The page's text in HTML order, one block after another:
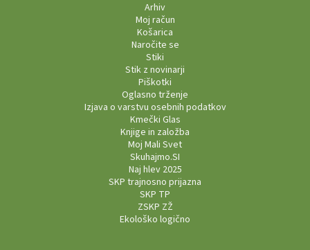
Arhiv
Moj račun
Košarica
Naročite se
Stiki
Stik z novinarji
Piškotki
Oglasno trženje
Izjava o varstvu osebnih podatkov
Kmečki Glas
Knjige in založba
Moj Mali Svet
Skuhajmo.SI
Naj hlev 2025
SKP trajnosno prijazna
SKP TP
ZSKP ZŽ
Ekološko logično